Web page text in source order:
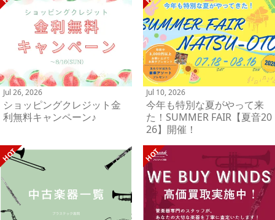
Jul 26, 2026
ショッピングクレジット金
利無料キャンペーン♪
Jul 10, 2026
今年も特別な夏がやって来
た！SUMMER FAIR【夏音20
26】開催！